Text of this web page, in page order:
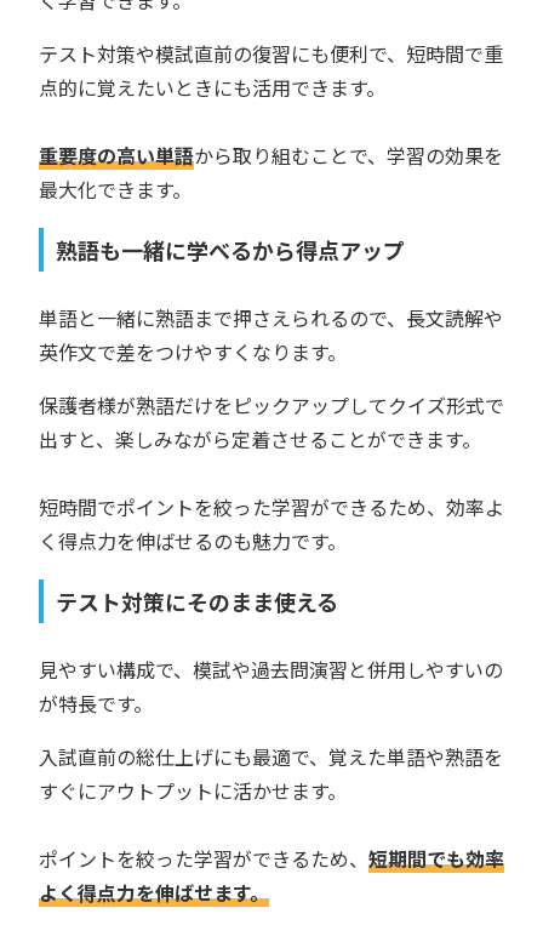
テスト対策や模試直前の復習にも便利で、短時間で重
点的に覚えたいときにも活用できます。
重要度の高い単語から取り組むことで、学習の効果を
最大化できます。
熟語も一緒に学べるから得点アップ
単語と一緒に熟語まで押さえられるので、長文読解や
英作文で差をつけやすくなります。
保護者様が熟語だけをピックアップしてクイズ形式で
出すと、楽しみながら定着させることができます。
短時間でポイントを絞った学習ができるため、効率よ
く得点力を伸ばせるのも魅力です。
テスト対策にそのまま使える
見やすい構成で、模試や過去問演習と併用しやすいの
が特長です。
入試直前の総仕上げにも最適で、覚えた単語や熟語を
すぐにアウトプットに活かせます。
ポイントを絞った学習ができるため、 短期間でも効率
よく得点力を伸ばせます。